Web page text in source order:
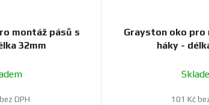
montáž pásů s
32mm
DPH
Grayston oko pro
háky -
101 Kč